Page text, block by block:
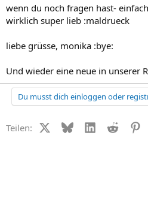
wenn du noch fragen hast-
wirklich super lieb :maldrueck
liebe grüsse, monika :bye:
Und wieder eine neue in unserer
Du musst dich einloggen oder
Teilen: X (Twitter)
BlueskyLinkedIn
Reddit